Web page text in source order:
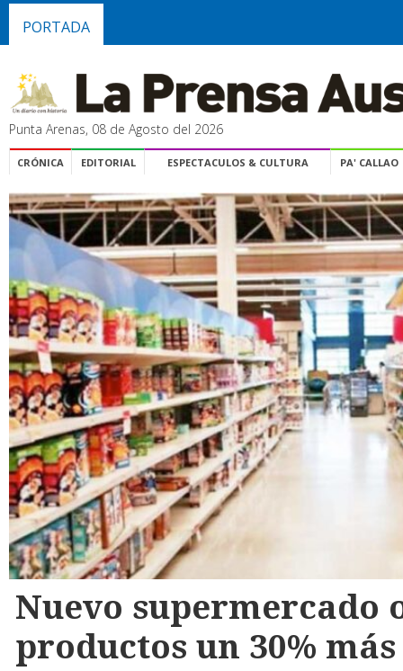
PORTADA
Punta Arenas, 08 de Agosto del 2026
CRÓNICA EDITORIAL ESPECTACULOS & CULTURA PA' CALLAO
Nuevo supermercado
productos un 30%